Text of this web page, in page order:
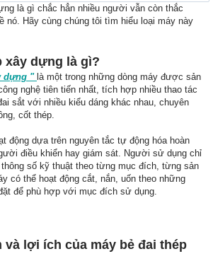
là gì chắc hẳn nhiều người vẫn còn thắc
nó. Hãy cùng chúng tôi tìm hiểu loại máy này
xây dựng là gì?
dựng " là một trong những dòng máy được sản
nghệ tiên tiến nhất, tích hợp nhiều thao tác
sắt với nhiều kiểu dáng khác nhau, chuyên
cốt thép.
động dựa trên nguyên tắc tự động hóa hoàn
điều khiển hay giám sát. Người sử dụng chỉ
số kỹ thuật theo từng mục đích, từng sản
có thể hoạt động cắt, nắn, uốn theo những
để phù hợp với mục đích sử dụng.
và lợi ích của máy bẻ đai thép